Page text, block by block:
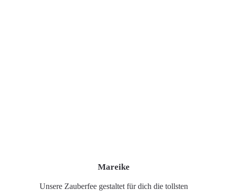
Mareike
Unsere Zauberfee gestaltet für dich die tollsten